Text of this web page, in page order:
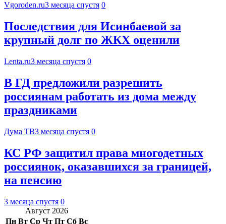
Vgoroden.ru3 месяца спустя 0
Последствия для Исинбаевой за
крупный долг по ЖКХ оценили
Lenta.ru3 месяца спустя 0
В ГД предложили разрешить
россиянам работать из дома между
праздниками
Дума ТВ3 месяца спустя 0
КС РФ защитил права многодетных
россиянок, оказавшихся за границей,
на пенсию
3 месяца спустя 0
Август 2026
Пн Вт Ср Чт Пт Сб Вс